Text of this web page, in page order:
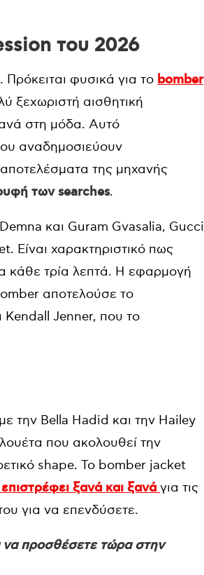
του 2026
φυσικά για το bomber
ξεχωριστή αισθητική
στη μόδα. Αυτό
αναδημοσιεύουν
της μηχανής
των searches.
και Guram Gvasalia, Gucci
Είναι χαρακτηριστικό πως
κάθε τρία λεπτά. Η εφαρμογή
αποτελούσε το
Jenner, που το
την Bella Hadid και την Hailey
που ακολουθεί την
shape. Το bomber jacket
ξανά και ξανά για τις
για να επενδύσετε.
να προσθέσετε τώρα στην